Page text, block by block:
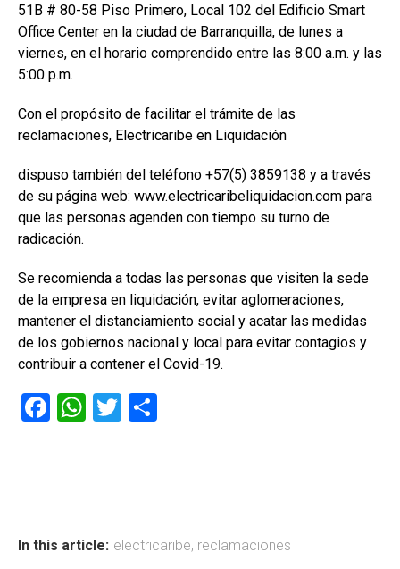
51B # 80-58 Piso Primero, Local 102 del Edificio Smart
Office Center en la ciudad de Barranquilla, de lunes a
viernes, en el horario comprendido entre las 8:00 a.m. y las
5:00 p.m.
Con el propósito de facilitar el trámite de las
reclamaciones, Electricaribe en Liquidación
dispuso también del teléfono +57(5) 3859138 y a través
de su página web: www.electricaribeliquidacion.com para
que las personas agenden con tiempo su turno de
radicación.
Se recomienda a todas las personas que visiten la sede
de la empresa en liquidación, evitar aglomeraciones,
mantener el distanciamiento social y acatar las medidas
de los gobiernos nacional y local para evitar contagios y
contribuir a contener el Covid-19.
F
ok
W
p
T
tir
In this article: electricaribe, reclamaciones